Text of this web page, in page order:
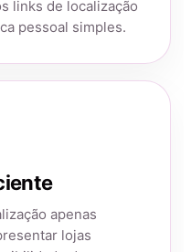
links de localização
pessoal simples.
apenas
lojas